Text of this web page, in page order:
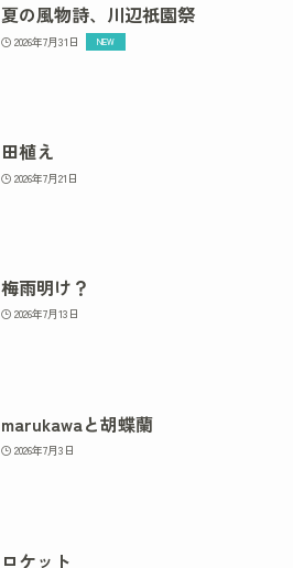
夏の風物詩、川辺祇園祭
2026年7月31日
田植え
2026年7月21日
梅雨明け？
2026年7月13日
marukawaと胡蝶蘭
2026年7月3日
ロケット